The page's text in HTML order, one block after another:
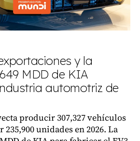
y la
MDD de KIA
automotriz de
producir 307,327 vehículos
unidades en 2026. La